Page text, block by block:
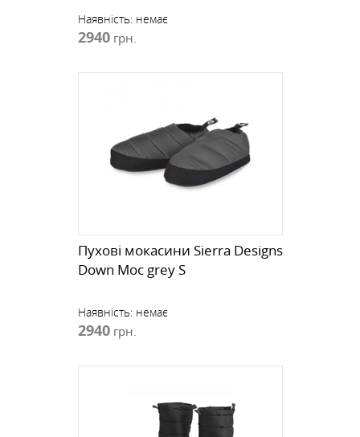
Наявність: немає
2940 грн.
Пухові мокасини Sierra Designs
Down Moc grey S
Наявність: немає
2940 грн.